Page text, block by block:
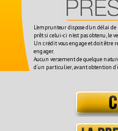
L'emprunteur dispose d'un délai
prêt si celui-ci n'est pas obtenu, le
Un crédit vous engage et doit être
engager.
Aucun versement de quelque
d´un particulier, avant obtention